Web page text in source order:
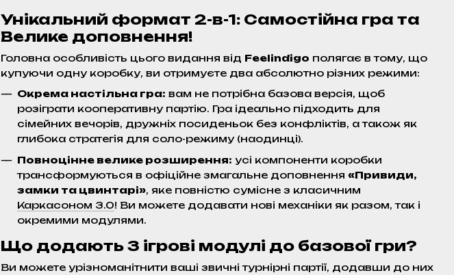
Унікальний формат 2-в-1: Самостійна гра та
Велике доповнення!
Головна особливість цього видання від Feelindigo полягає в тому, що
купуючи одну коробку, ви отримуєте два абсолютно різних режими:
Окрема настільна гра: вам не потрібна базова версія, щоб
розіграти кооперативну партію. Гра ідеально підходить для
сімейних вечорів, дружніх посиденьок без конфліктів, а також як
глибока стратегія для соло-режиму (наодинці).
Повноцінне велике розширення: усі компоненти коробки
трансформуються в офіційне змагальне доповнення «Привиди,
замки та цвинтарі», яке повністю сумісне з класичним
Каркасоном 3.0! Ви можете додавати нові механіки як разом, так і
окремими модулями.
Що додають 3 ігрові модулі до базової гри?
Ви можете урізноманітнити ваші звичні турнірні партії, додавши до них